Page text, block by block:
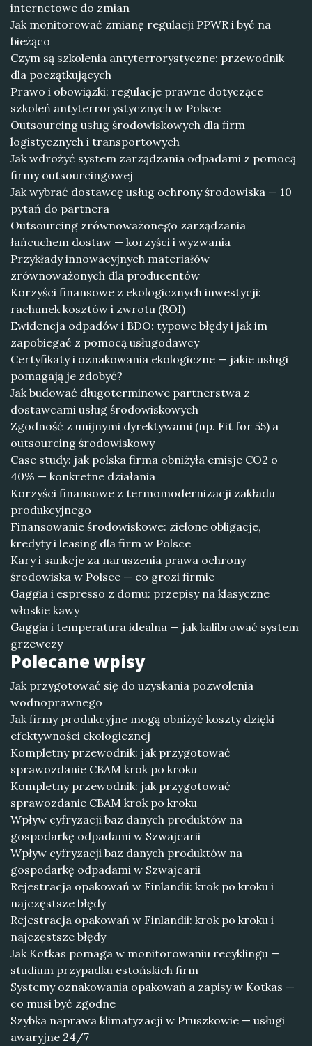
internetowe do zmian
Jak monitorować zmianę regulacji PPWR i być na
bieżąco
Czym są szkolenia antyterrorystyczne: przewodnik
dla początkujących
Prawo i obowiązki: regulacje prawne dotyczące
szkoleń antyterrorystycznych w Polsce
Outsourcing usług środowiskowych dla firm
logistycznych i transportowych
Jak wdrożyć system zarządzania odpadami z pomocą
firmy outsourcingowej
Jak wybrać dostawcę usług ochrony środowiska — 10
pytań do partnera
Outsourcing zrównoważonego zarządzania
łańcuchem dostaw — korzyści i wyzwania
Przykłady innowacyjnych materiałów
zrównoważonych dla producentów
Korzyści finansowe z ekologicznych inwestycji:
rachunek kosztów i zwrotu (ROI)
Ewidencja odpadów i BDO: typowe błędy i jak im
zapobiegać z pomocą usługodawcy
Certyfikaty i oznakowania ekologiczne — jakie usługi
pomagają je zdobyć?
Jak budować długoterminowe partnerstwa z
dostawcami usług środowiskowych
Zgodność z unijnymi dyrektywami (np. Fit for 55) a
outsourcing środowiskowy
Case study: jak polska firma obniżyła emisje CO2 o
40% — konkretne działania
Korzyści finansowe z termomodernizacji zakładu
produkcyjnego
Finansowanie środowiskowe: zielone obligacje,
kredyty i leasing dla firm w Polsce
Kary i sankcje za naruszenia prawa ochrony
środowiska w Polsce — co grozi firmie
Gaggia i espresso z domu: przepisy na klasyczne
włoskie kawy
Gaggia i temperatura idealna — jak kalibrować system
grzewczy
Polecane wpisy
Jak przygotować się do uzyskania pozwolenia
wodnoprawnego
Jak firmy produkcyjne mogą obniżyć koszty dzięki
efektywności ekologicznej
Kompletny przewodnik: jak przygotować
sprawozdanie CBAM krok po kroku
Kompletny przewodnik: jak przygotować
sprawozdanie CBAM krok po kroku
Wpływ cyfryzacji baz danych produktów na
gospodarkę odpadami w Szwajcarii
Wpływ cyfryzacji baz danych produktów na
gospodarkę odpadami w Szwajcarii
Rejestracja opakowań w Finlandii: krok po kroku i
najczęstsze błędy
Rejestracja opakowań w Finlandii: krok po kroku i
najczęstsze błędy
Jak Kotkas pomaga w monitorowaniu recyklingu —
studium przypadku estońskich firm
Systemy oznakowania opakowań a zapisy w Kotkas —
co musi być zgodne
Szybka naprawa klimatyzacji w Pruszkowie — usługi
awaryjne 24/7